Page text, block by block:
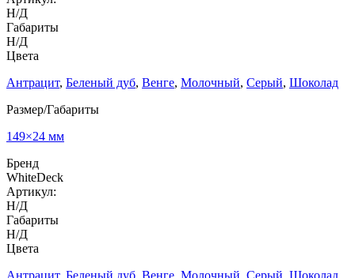
Н/Д
Габариты
Н/Д
Цвета
Антрацит, Беленый дуб, Венге, Молочный, Серый, Шоколад
Размер/Габариты
149×24 мм
Бренд
WhiteDeck
Артикул:
Н/Д
Габариты
Н/Д
Цвета
Антрацит, Беленый дуб Венге Молочный Серый Шоколад